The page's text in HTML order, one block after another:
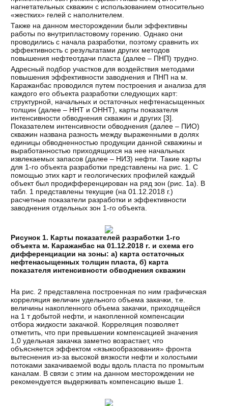
нагнетательных скважин с использованием относительно
«жестких» гелей с наполнителем.
Также на данном месторождении были эффективны
работы по внутрипластовому горению. Однако они
проводились с начала разработки, поэтому сравнить их
эффективность с результатами других методов
повышения нефтеотдачи пласта (далее – ПНП) трудно.
Адресный подбор участков для воздействия методами
повышения эффективности заводнения и ПНП на м.
Каражанбас проводился путем построения и анализа для
каждого его объекта разработки следующих карт:
структурной, начальных и остаточных нефтенасыщенных
толщин (далее – ННТ и ОННТ), карты показателя
интенсивности обводнения скважин и других [3].
Показателем интенсивности обводнения (далее – ПИО)
скважин названа разность между выраженными в долях
единицы обводненностью продукции данной скважины и
выработанностью приходящихся на нее начальных
извлекаемых запасов (далее – НИЗ) нефти. Такие карты
для 1-го объекта разработки представлены на рис. 1. С
помощью этих карт и геологических профилей каждый
объект был продифференцирован на ряд зон (рис. 1а). В
табл. 1 представлены текущие (на 01.12.2018 г.)
расчетные показатели разработки и эффективности
заводнения отдельных зон 1-го объекта.
Рисунок 1. Карты показателей разработки 1-го
объекта м. Каражанбас на 01.12.2018 г. и схема его
дифференциации на зоны: а) карта остаточных
нефтенасыщенных толщин пласта, б) карта
показателя интенсивности обводнения скважин
На рис. 2 представлена построенная по ним графическая
корреляция величин удельного объема закачки, т.е.
величины накопленного объема закачки, приходящейся
на 1 т добытой нефти, и накопленной компенсации
отбора жидкости закачкой. Корреляция позволяет
отметить, что при превышении компенсацией значения
1,0 удельная закачка заметно возрастает, что
объясняется эффектом «языкообразования» фронта
вытеснения из-за высокой вязкости нефти и холостыми
потоками закачиваемой воды вдоль пласта по промытым
каналам. В связи с этим на данном месторождении не
рекомендуется выдерживать компенсацию выше 1.